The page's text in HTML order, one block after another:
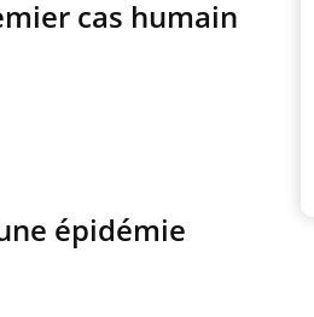
cas humain
épidémie